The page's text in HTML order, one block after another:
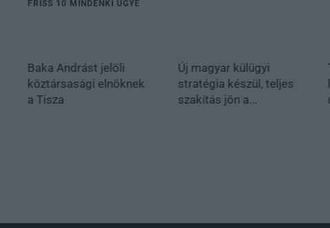
FRISS 10 MINDENKI ÜGYE
Baka Andrást jelöli
köztársasági elnöknek
a Tisza
Új magyar külügyi
stratégia készül, teljes
szakítás jön a...